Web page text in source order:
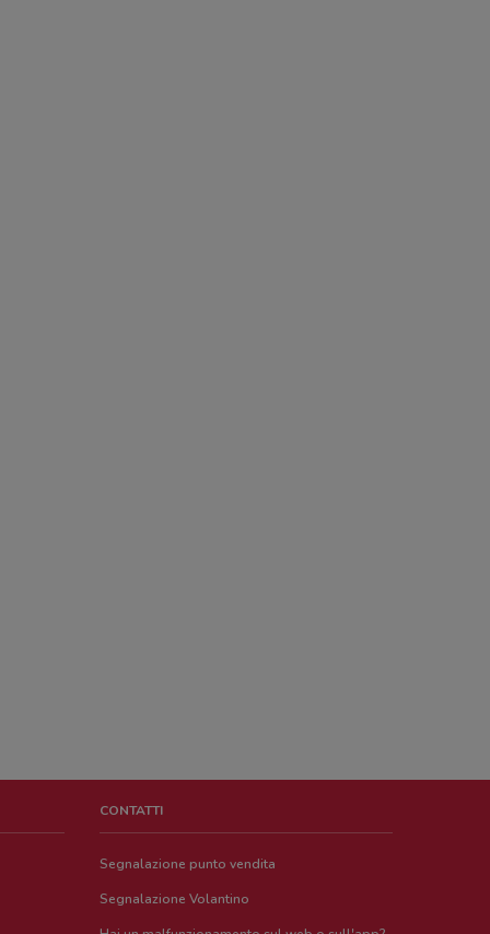
CONTATTI
Segnalazione punto vendita
Segnalazione Volantino